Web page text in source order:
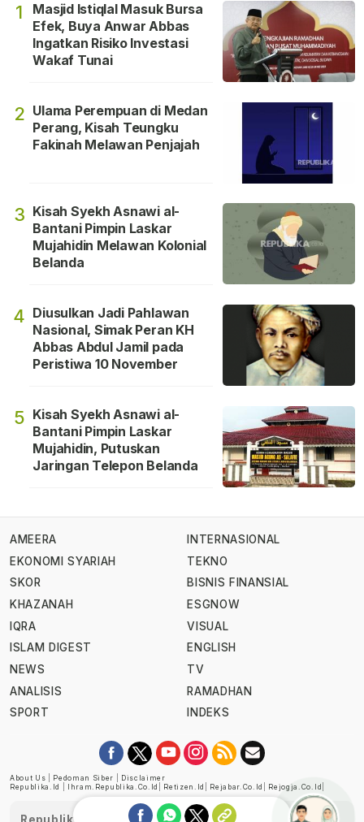
1
Masjid Istiqlal Masuk Bursa
Efek, Buya Anwar Abbas
Ingatkan Risiko Investasi
Wakaf Tunai
2 Ulama Perempuan di Medan
Perang, Kisah Teungku
Fakinah Melawan Penjajah
3 Kisah Syekh Asnawi al-
Bantani Pimpin Laskar
Mujahidin Melawan Kolonial
Belanda
4 Diusulkan Jadi Pahlawan
Nasional, Simak Peran KH
Abbas Abdul Jamil pada
Peristiwa 10 November
5 Kisah Syekh Asnawi al-
Bantani Pimpin Laskar
Mujahidin, Putuskan
Jaringan Telepon Belanda
AMEERA
EKONOMI SYARIAH
SKOR
KHAZANAH
IQRA
ISLAM DIGEST
NEWS
ANALISIS
SPORT
INTERNASIONAL
TEKNO
BISNIS FINANSIAL
ESGNOW
VISUAL
ENGLISH
TV
RAMADHAN
INDEKS
About Us Pedoman Siber
Disclaimer
Republika.id
Ihram.republika.co.id Retizen.id Rejabar.co.id Rejogja.co.id
Republika telah diverifikasi oleh Dewan Pers